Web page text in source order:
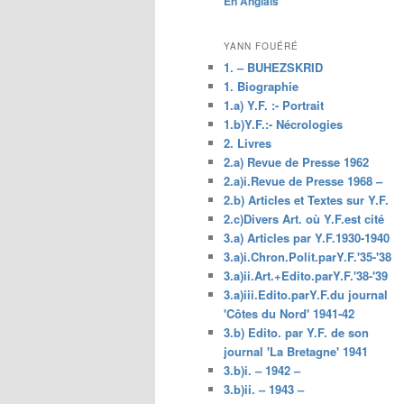
principal
YANN FOUÉRÉ
1. – BUHEZSKRID
1. Biographie
1.a) Y.F. :- Portrait
1.b)Y.F.:- Nécrologies
2. Livres
2.a) Revue de Presse 1962
2.a)i.Revue de Presse 1968 –
2.b) Articles et Textes sur Y.F.
2.c)Divers Art. où Y.F.est cité
3.a) Articles par Y.F.1930-1940
3.a)i.Chron.Polit.parY.F.'35-'38
3.a)ii.Art.+Edito.parY.F.'38-'39
3.a)iii.Edito.parY.F.du journal
'Côtes du Nord' 1941-42
3.b) Edito. par Y.F. de son
journal 'La Bretagne' 1941
3.b)i. – 1942 –
3.b)ii. – 1943 –